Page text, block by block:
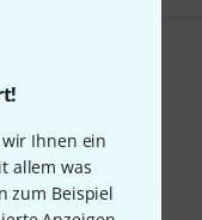
Ihnen ein
allem was
zum Beispiel